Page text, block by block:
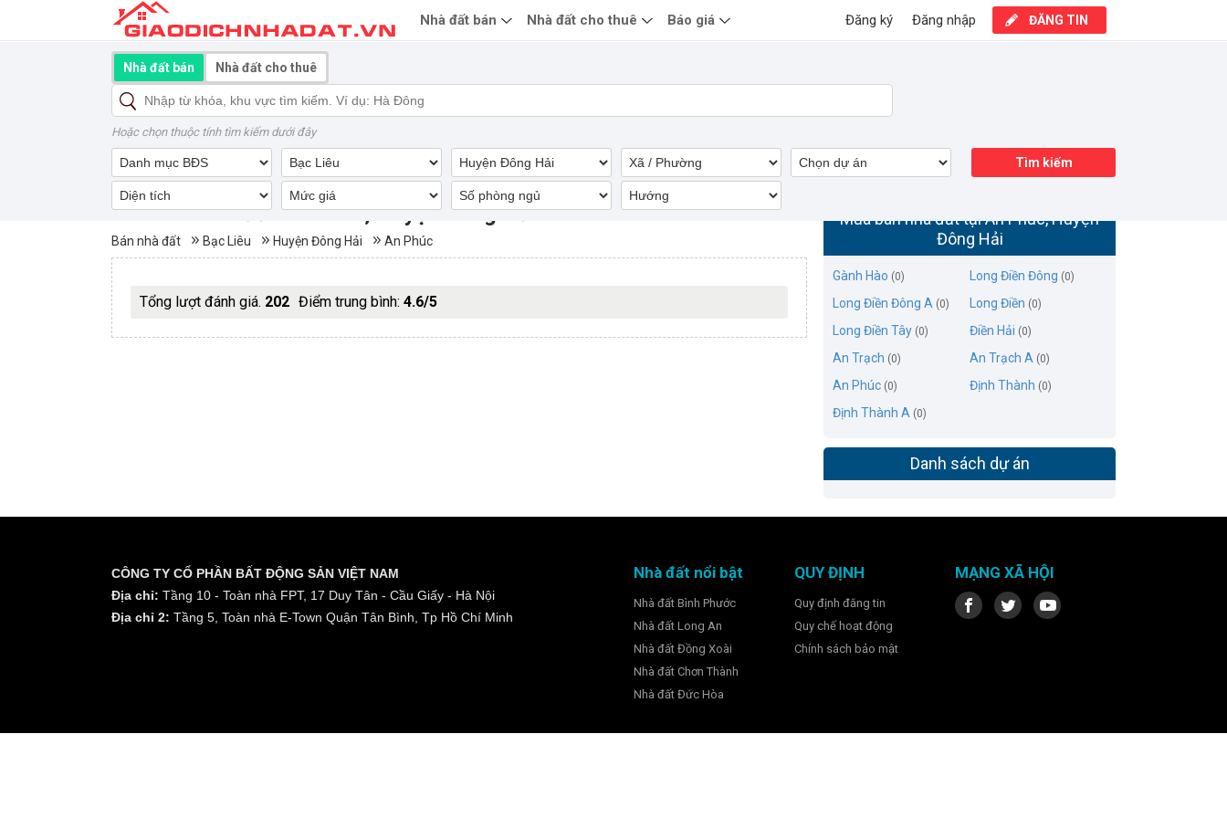
Mua bán nhà đất An Phúc, Huyện Đông Hải
Bán nhà đất Bạc Liêu Huyện Đông Hải An Phúc
Tổng lượt đánh giá. 202 Điểm trung bình: 4.6/5
Mua bán nhà đất tại An Phúc, Huyện
Đông Hải
Gành Hào (0) Long Điền Đông (0)
Long Điền Đông A (0) Long Điền (0)
Long Điền Tây (0) Điền Hải (0)
An Trạch (0) An Trạch A (0)
An Phúc (0) Định Thành (0)
Định Thành A (0)
Danh sách dự án
Nhà đất bán Nhà đất cho thuê
Hoặc chọn thuộc tính tìm kiếm dưới đây
Tìm kiếm
Nhà đất bán Nhà đất cho thuê Báo giá ĐĂNG TIN
Đăng nhập
Đăng ký
CÔNG TY CỔ PHẦN BẤT ĐỘNG SẢN VIỆT NAM
Địa chỉ: Tầng 10 - Toàn nhà FPT, 17 Duy Tân - Cầu Giấy - Hà Nội
Địa chỉ 2: Tầng 5, Toàn nhà E-Town Quận Tân Bình, Tp Hồ Chí Minh
Nhà đất nổi bật
Nhà đất Bình Phước
Nhà đất Long An
Nhà đất Đồng Xoài
Nhà đất Chơn Thành
Nhà đất Đức Hòa
QUY ĐỊNH
Quy định đăng tin
Quy chế hoạt động
Chính sách bảo mật
MẠNG XÃ HỘI